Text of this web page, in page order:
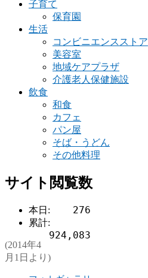
子育て
保育園
生活
コンビニエンスストア
美容室
地域ケアプラザ
介護老人保健施設
飲食
和食
カフェ
パン屋
そば・うどん
その他料理
サイト閲覧数
本日: 276
累計:
924,083
(2014年4
月1日より)